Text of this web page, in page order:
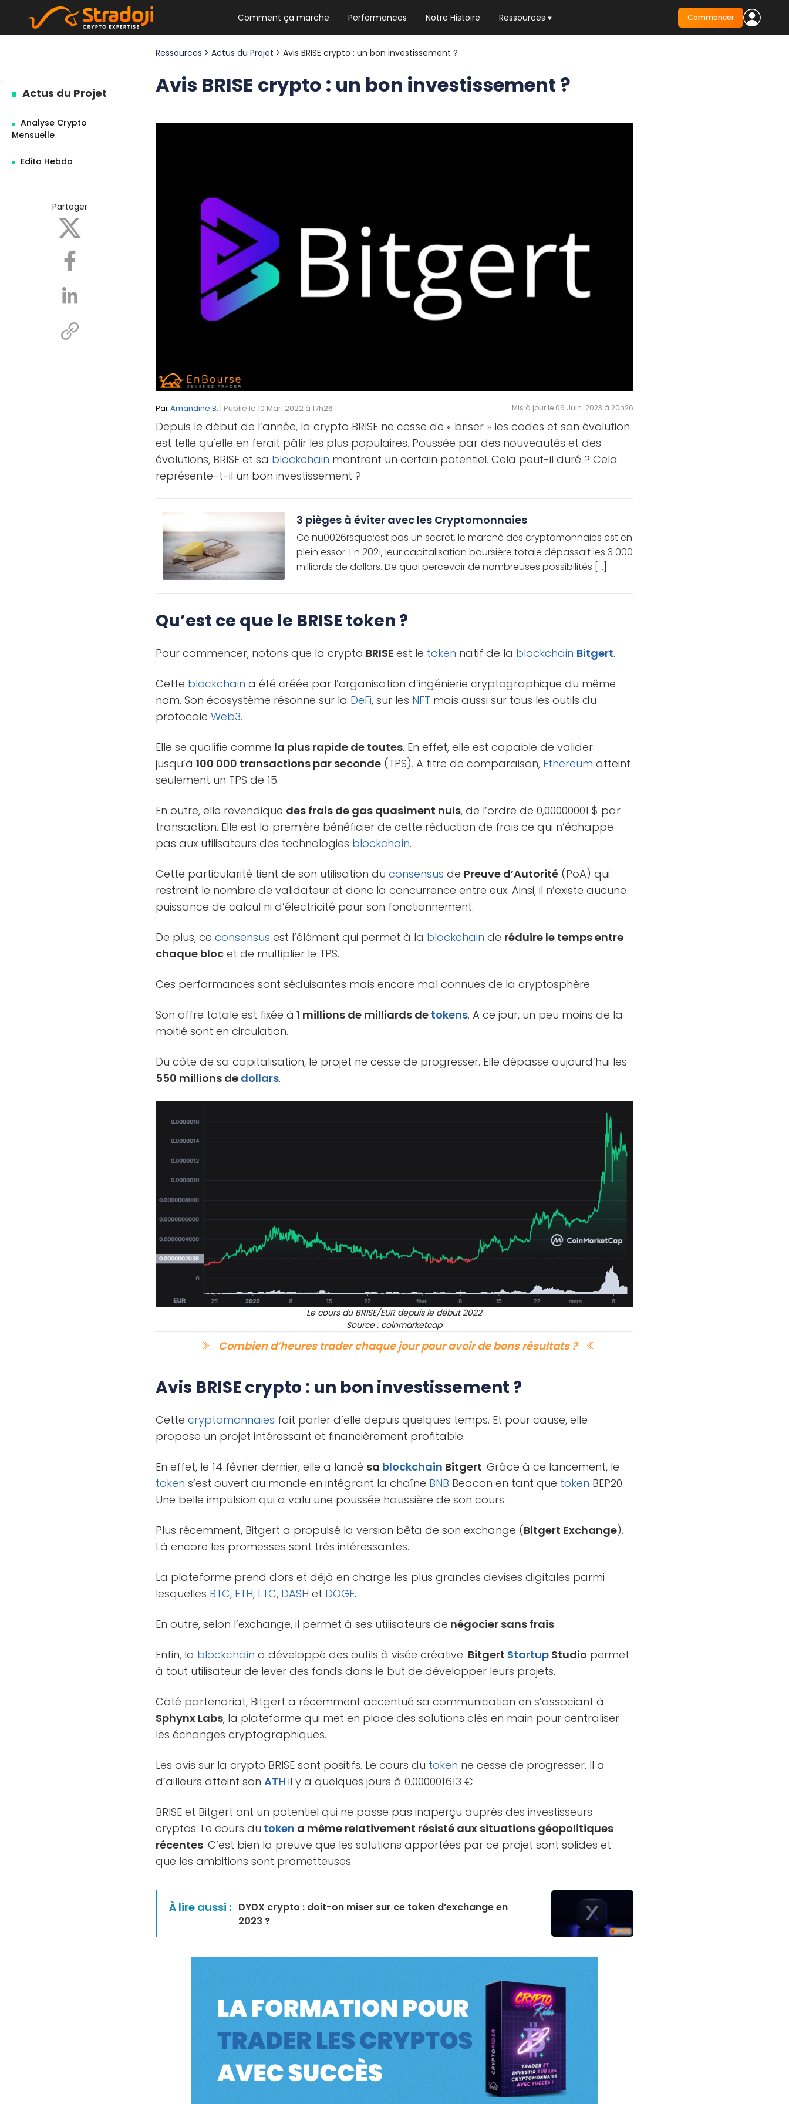
Comment ça marche Performances Notre Histoire Ressources
NEWSLETTER HEBDO
Les news crypto dont vous avez besoin
Le guide ultime pour débuter dans les
Commencer
Actus du Projet
Analyse Crypto
Mensuelle
Edito Hebdo
Partager
Ressources >Actus du Projet > Avis BRISE crypto : un bon investissement ?
Avis BRISE crypto : un bon investissement ?
ParAmandine B. | Publié le 10 Mar. 2022 à 17h26 Mis à jour le 06 Juin. 2023 à 20h26
Depuis le début de l’année, la crypto BRISE ne cesse de « briser » les codes et son évolution
est telle qu’elle en ferait pâlir les plus populaires. Poussée par des nouveautés et des
évolutions, BRISE et sa blockchain montrent un certain potentiel. Cela peut-il duré ? Cela
représente-t-il un bon investissement ?
3 pièges à éviter avec les Cryptomonnaies
Ce nu0026rsquo;est pas un secret, le marché des cryptomonnaies est en
plein essor. En 2021, leur capitalisation boursière totale dépassait les 3 000
milliards de dollars. De quoi percevoir de nombreuses possibilités […]
Qu’est ce que le BRISE token ?
Pour commencer, notons que la crypto BRISEest le token natif de la blockchain Bitgert.
Cette blockchain a été créée par l’organisation d’ingénierie cryptographique du même
nom. Son écosystème résonne sur la DeFi, sur les NFT mais aussi sur tous les outils du
protocoleWeb3.
Elle se qualifie comme la plus rapide de toutes. En effet, elle est capable de valider
jusqu’à100 000 transactions par seconde (TPS). A titre de comparaison, Ethereum atteint
seulement un TPS de 15.
En outre, elle revendique des frais de gas quasiment nuls, de l’ordre de 0,00000001 $ par
transaction. Elle est la première bénéficier de cette réduction de frais ce qui n’échappe
pas aux utilisateurs des technologies blockchain.
Cette particularité tient de son utilisation duconsensus de Preuve d’Autorité (PoA) qui
restreint le nombre de validateur et donc la concurrence entre eux. Ainsi, il n’existe aucune
puissance de calcul ni d’électricité pour son fonctionnement.
De plus, ceconsensus est l’élément qui permet à la blockchain de réduire le temps entre
chaque bloc et de multiplier le TPS.
Ces performances sont séduisantes mais encore mal connues de la cryptosphère.
Son offre totale est fixée à 1 millions de milliards de tokens. A ce jour, un peu moins de la
moitié sont en circulation.
Du côte de sa capitalisation, le projet ne cesse de progresser. Elle dépasse aujourd’hui les
550 millions de dollars.
Le cours du BRISE/EUR depuis le début 2022
Source : coinmarketcap
Combien d’heures trader chaque jour pour avoir de bons résultats ?
Avis BRISE crypto : un bon investissement ?
Cettecryptomonnaies fait parler d’elle depuis quelques temps. Et pour cause, elle
propose un projet intéressant et financièrement profitable.
En effet, le 14 février dernier, elle a lancé sa blockchain Bitgert. Grâce à ce lancement, le
token s’est ouvert au monde en intégrant la chaîne BNB Beacon en tant que token BEP20.
Une belle impulsion qui a valu une poussée haussière de son cours.
Plus récemment, Bitgert a propulsé la version bêta de son exchange (Bitgert Exchange).
Là encore les promesses sont très intéressantes.
La plateforme prend dors et déjà en charge les plus grandes devises digitales parmi
lesquelles BTC, ETH, LTC, DASH et DOGE.
En outre, selon l’exchange, il permet à ses utilisateurs de négocier sans frais.
Enfin, la blockchain a développé des outils à visée créative. Bitgert Startup Studio permet
à tout utilisateur de lever des fonds dans le but de développer leurs projets.
Côté partenariat, Bitgert a récemment accentué sa communication en s’associant à
Sphynx Labs, la plateforme qui met en place des solutions clés en main pour centraliser
les échanges cryptographiques.
Les avis sur la crypto BRISE sont positifs. Le cours du token ne cesse de progresser. Il a
d’ailleurs atteint sonATH il y a quelques jours à 0.000001613 €
BRISE et Bitgert ont un potentiel qui ne passe pas inaperçu auprès des investisseurs
cryptos. Le cours du token a même relativement résisté aux situations géopolitiques
récentes. C’est bien la preuve que les solutions apportées par ce projet sont solides et
que les ambitions sont prometteuses.
À lire aussi : DYDX crypto : doit-on miser sur ce token d’exchange en
2023 ?